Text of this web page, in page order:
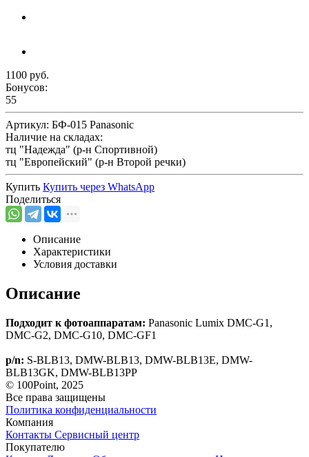
1100 руб.
Бонусов:
55
Артикул: БФ-015 Panasonic
Наличие на складах:
тц "Надежда" (р-н Спортивной)
тц "Европейский" (р-н Второй речки)
Купить Купить через WhatsApp
Поделиться
Описание
Характеристики
Условия доставки
Описание
Подходит к фотоаппаратам: Panasonic Lumix DMC-G1,
DMC-G2, DMC-G10, DMC-GF1
p/n: S-BLB13, DMW-BLB13, DMW-BLB13E, DMW-
BLB13GK, DMW-BLB13PP
© 100Point, 2025
Все права защищены
Политика конфиденциальности
Компания
Контакты Сервисный центр
Покупателю